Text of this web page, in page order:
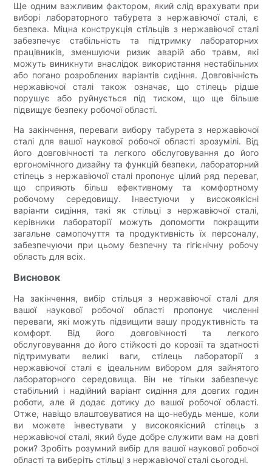
Ще одним важливим фактором, який слід врахувати при
виборі лабораторного табурета з нержавіючої сталі, є
безпека. Міцна конструкція стільців з нержавіючої сталі
забезпечує стабільність та підтримку лабораторних
працівників, зменшуючи ризик аварій або травм, які
можуть виникнути внаслідок використання нестабільних
або погано розроблених варіантів сидіння. Довговічність
нержавіючої сталі також означає, що стілець рідше
порушує або руйнується під тиском, що ще більше
підвищує безпеку робочої області.
На закінчення, переваги вибору табурета з нержавіючої
сталі для вашої наукової робочої області зрозумілі. Від
його довговічності та легкого обслуговування до його
ергономічного дизайну та функцій безпеки, лабораторний
стілець з нержавіючої сталі пропонує цілий ряд переваг,
що сприяють більш ефективному та комфортному
робочому середовищу. Інвестуючи у високоякісні
варіанти сидіння, такі як стільці з нержавіючої сталі,
керівники лабораторії можуть допомогти покращити
загальне самопочуття та продуктивність їх персоналу,
забезпечуючи при цьому безпечну та гігієнічну робочу
область для всіх.
Висновок
На закінчення, вибір стільця з нержавіючої сталі для
вашої наукової робочої області пропонує численні
переваги, які можуть підвищити вашу продуктивність та
комфорт. Від його довговічності та легкого
обслуговування до його стійкості до корозії та здатності
підтримувати великі ваги, стілець лабораторії з
нержавіючої сталі є ідеальним вибором для зайнятого
лабораторного середовища. Він не тільки забезпечує
стабільний і надійний варіант сидіння для довгих годин
роботи, але й додає дотику до вашої робочої області.
Отже, навіщо влаштовуватися на що-небудь менше, коли
ви можете інвестувати у високоякісний стілець з
нержавіючої сталі, який буде добре служити вам на довгі
роки? Зробіть розумний вибір для вашої наукової робочої
області та виберіть стільці з нержавіючої сталі сьогодні.